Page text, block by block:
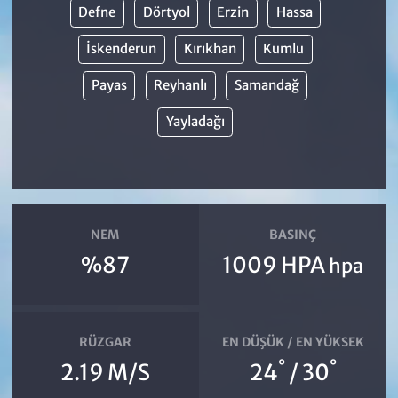
Defne Dörtyol Erzin Hassa
İskenderun Kırıkhan Kumlu
Payas Reyhanlı Samandağ
Yayladağı
NEM
%87
BASINÇ
1009 HPA hpa
RÜZGAR
2.19 M/S
EN DÜŞÜK / EN YÜKSEK
24° / 30°